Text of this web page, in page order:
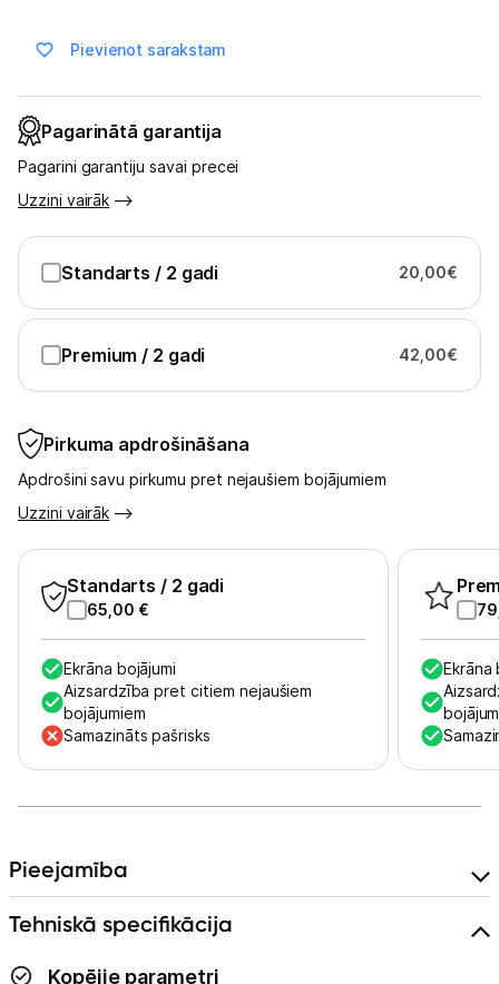
Virtuves svari
Mazās cepeškrāsnis
Mazās plītis
Klimata iekārtas
Apģērbu kopšana
Sports un atpūta
Ražotāju atjaunota tehnika
Vēlmju saraksts
Tehnikas izvešana
Uzņēmumiem
Pievienot sarakstam
Pirkuma apdrošināšana
Apdrošini savu pirkumu pret nejaušiem bojājumiem
Uzzini vairāk
Standarts / 2 gadi
65,00 €
Ekrāna bojājumi
Aizsardzība pret citiem nejaušiem
bojājumiem
Samazināts pašrisks
Ekrāna
Pagarinātā garantija
Pagarini garantiju savai precei
Uzzini vairāk
Standarts / 2 gadi 20,00€
Premium / 2 gadi 42,00€
Pieejamība
Tehniskā specifikācija
Kopējie parametri